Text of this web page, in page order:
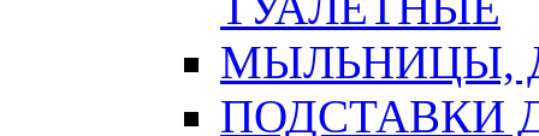
МЫЛЬНИЦЫ,
ПОДСТАВКИ